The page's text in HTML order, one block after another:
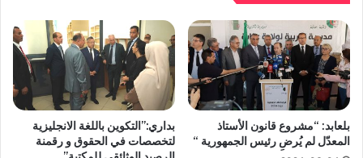
بلعابد: “مشروع قانون الأستاذ
المعدّل لم يُرضِ رئيس الجمهورية “
بداري:”التكوين باللغة الانجليزية
لتخصصات في الحقوق و رقمنة